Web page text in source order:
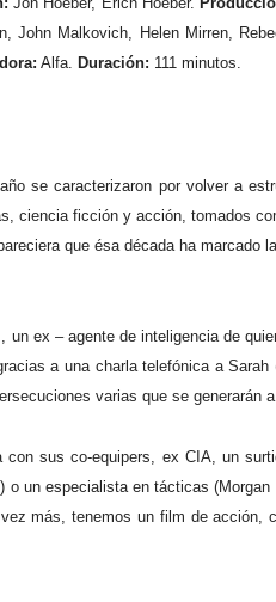
John Malkovich, Helen Mirren,
Alfa. Duración: 111 minutos.
se caracterizaron por volver a
ciencia ficción y acción, tomados
que ésa década ha marcado
un ex – agente de inteligencia de
a una charla telefónica a
varias que se generarán
con sus co-equipers, ex CIA, un
o un especialista en tácticas
más, tenemos un film de